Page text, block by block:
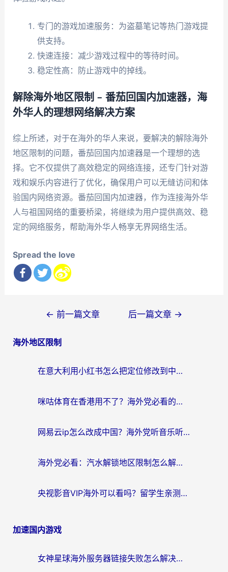
专门的游戏加速服务：为盗墓笔记等热门游戏提
供支持。
快速连接：减少游戏过程中的等待时间。
稳定性高：防止游戏中的掉线。
解除海外地区限制 – 番茄回国内加速器，海
外华人的理想网络解决方案
综上所述，对于在海外的华人来说，要解决的解除海外
地区限制的问题，番茄回国内加速器是一个理想的选
择。它不仅提供了高效稳定的网络连接，还专门针对游
戏和娱乐内容进行了优化，确保用户可以无缝访问和体
验国内网络资源。番茄回国内加速器，作为连接海外华
人与祖国网络的重要桥梁，将继续为用户提供高效、稳
定的网络服务，帮助海外华人畅享无界网络生活。
Spread the love
导
← 前一篇文章 后一篇文章 →
海外地区限制
在意大利用小红书怎么把定位修改到中国国内？3个实用技巧+1个靠谱工具帮你搞定
咪咕体育在香港用不了？海外党必看的回国加速器选择指南（附3个真实场景解决方案）
网易云ip怎么改成中国？海外党听音乐听书的无痛解决方案
海外党必看：汽水解锁地区限制怎么解除？3招解决国内影音&生活服务难题
央视影音VIP海外可以看吗？留学生亲测有效的回国加速器选择指南
加速国内游戏
女神星球海外服务器链接失败怎么解决？海外党国服游戏加速避坑指南